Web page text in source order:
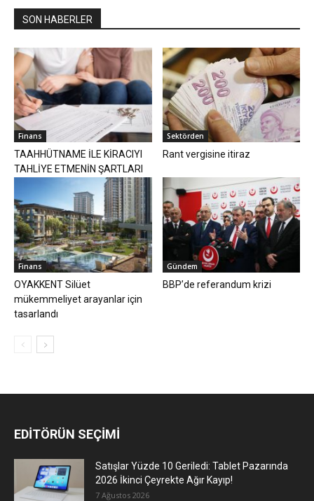
SON HABERLER
Finans
TAAHHÜTNAME İLE KİRACIYI
TAHLİYE ETMENİN ŞARTLARI
Sektörden
Rant vergisine itiraz
Finans
OYAKKENT Silüet
mükemmeliyet arayanlar için
tasarlandı
Gündem
BBP’de referandum krizi
EDİTÖRÜN SEÇİMİ
Satışlar Yüzde 10 Geriledi: Tablet Pazarında
2026 İkinci Çeyrekte Ağır Kayıp!
7 Ağustos 2026